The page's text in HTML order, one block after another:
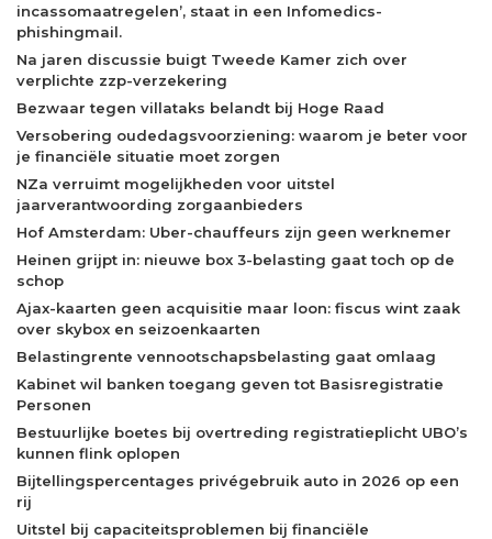
incassomaatregelen’, staat in een Infomedics-
phishingmail.
Na jaren discussie buigt Tweede Kamer zich over
verplichte zzp-verzekering
Bezwaar tegen villataks belandt bij Hoge Raad
Versobering oudedagsvoorziening: waarom je beter voor
je financiële situatie moet zorgen
NZa verruimt mogelijkheden voor uitstel
jaarverantwoording zorgaanbieders
Hof Amsterdam: Uber-chauffeurs zijn geen werknemer
Heinen grijpt in: nieuwe box 3-belasting gaat toch op de
schop
Ajax-kaarten geen acquisitie maar loon: fiscus wint zaak
over skybox en seizoenkaarten
Belastingrente vennootschapsbelasting gaat omlaag
Kabinet wil banken toegang geven tot Basisregistratie
Personen
Bestuurlijke boetes bij overtreding registratieplicht UBO’s
kunnen flink oplopen
Bijtellingspercentages privégebruik auto in 2026 op een
rij
Uitstel bij capaciteitsproblemen bij financiële